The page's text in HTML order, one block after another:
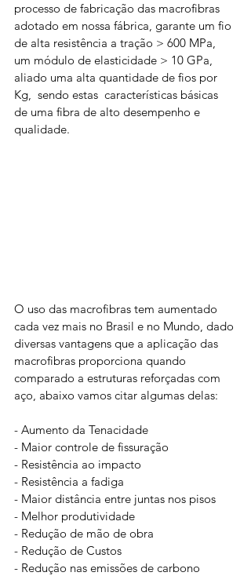
processo de fabricação das macrofibras
adotado em nossa fábrica, garante um fio
de alta resistência a tração > 600 MPa,
um módulo de elasticidade > 10 GPa,
aliado uma alta quantidade de fios por
Kg,  sendo estas  características básicas
de uma fibra de alto desempenho e
qualidade.
O uso das macrofibras tem aumentado
cada vez mais no Brasil e no Mundo, dado
diversas vantagens que a aplicação das
macrofibras proporciona quando
comparado a estruturas reforçadas com
aço, abaixo vamos citar algumas delas:
- Aumento da Tenacidade
- Maior controle de fissuração
- Resistência ao impacto
- Resistência a fadiga
- Maior distância entre juntas nos pisos
- Melhor produtividade
- Redução de mão de obra
- Redução de Custos
- Redução nas emissões de carbono